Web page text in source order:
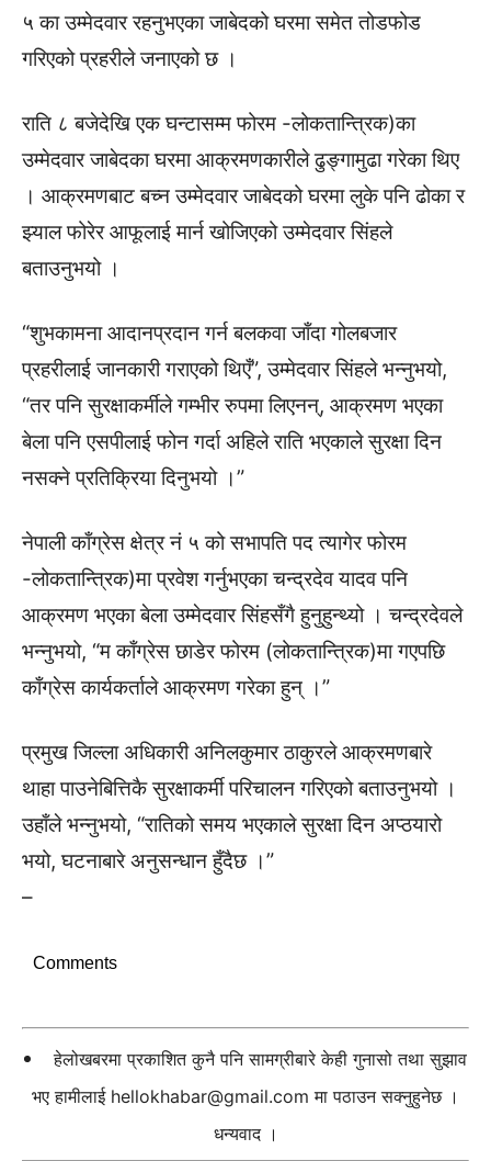
५ का उम्मेदवार रहनुभएका जाबेदको घरमा समेत तोडफोड
गरिएको प्रहरीले जनाएको छ ।
राति ८ बजेदेखि एक घन्टासम्म फोरम -लोकतान्त्रिक)का
उम्मेदवार जाबेदका घरमा आक्रमणकारीले ढुङ्गामुढा गरेका थिए
। आक्रमणबाट बच्न उम्मेदवार जाबेदको घरमा लुके पनि ढोका र
झ्याल फोरेर आफूलाई मार्न खोजिएको उम्मेदवार सिंहले
बताउनुभयो ।
“शुभकामना आदानप्रदान गर्न बलकवा जाँदा गोलबजार
प्रहरीलाई जानकारी गराएको थिएँ”, उम्मेदवार सिंहले भन्नुभयो,
“तर पनि सुरक्षाकर्मीले गम्भीर रुपमा लिएनन्, आक्रमण भएका
बेला पनि एसपीलाई फोन गर्दा अहिले राति भएकाले सुरक्षा दिन
नसक्ने प्रतिक्रिया दिनुभयो ।”
नेपाली काँग्रेस क्षेत्र नं ५ को सभापति पद त्यागेर फोरम
-लोकतान्त्रिक)मा प्रवेश गर्नुभएका चन्द्रदेव यादव पनि
आक्रमण भएका बेला उम्मेदवार सिंहसँगै हुनुहुन्थ्यो । चन्द्रदेवले
भन्नुभयो, “म काँग्रेस छाडेर फोरम (लोकतान्त्रिक)मा गएपछि
काँग्रेस कार्यकर्ताले आक्रमण गरेका हुन् ।”
प्रमुख जिल्ला अधिकारी अनिलकुमार ठाकुरले आक्रमणबारे
थाहा पाउनेबित्तिकै सुरक्षाकर्मी परिचालन गरिएको बताउनुभयो ।
उहाँले भन्नुभयो, “रातिको समय भएकाले सुरक्षा दिन अप्ठयारो
भयो, घटनाबारे अनुसन्धान हुँदैछ ।”
–
Comments
हेलोखबरमा प्रकाशित कुनै पनि सामग्रीबारे केही गुनासो तथा सुझाव
भए हामीलाई hellokhabar@gmail.com मा पठाउन सक्नुहुनेछ ।
धन्यवाद ।